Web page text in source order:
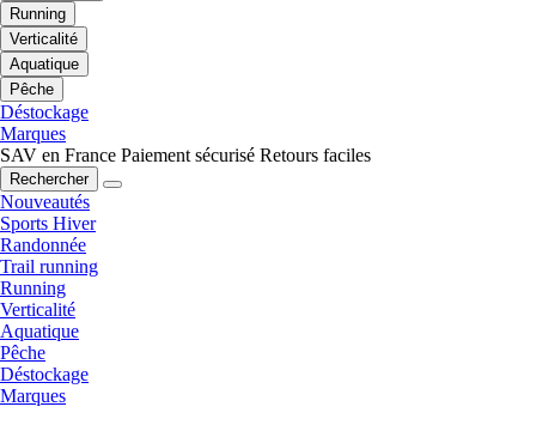
Running
Verticalité
Aquatique
Pêche
Déstockage
Marques
SAV en France Paiement sécurisé Retours faciles
Rechercher
Nouveautés
Sports Hiver
Randonnée
Trail running
Running
Verticalité
Aquatique
Pêche
Déstockage
Marques